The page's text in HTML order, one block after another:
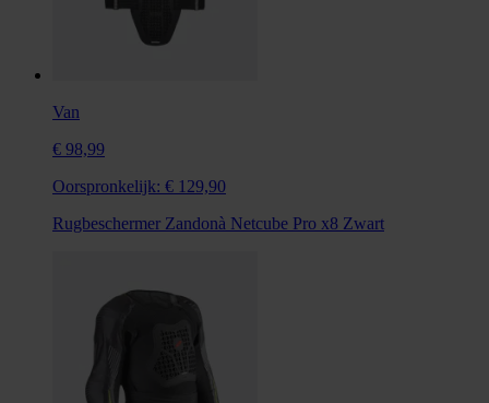
Van
€ 98,99
Oorspronkelijk: € 129,90
Rugbeschermer Zandonà Netcube Pro x8 Zwart